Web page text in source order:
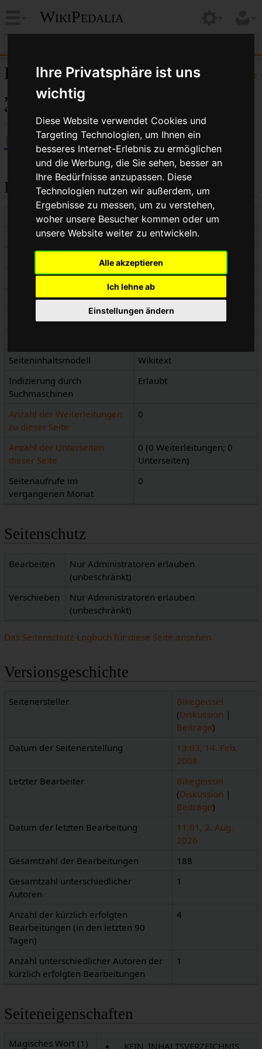
Ihre Privatsphäre ist uns
wichtig
Diese Website verwendet Cookies und
Targeting Technologien, um Ihnen ein
besseres Internet-Erlebnis zu ermöglichen
und die Werbung, die Sie sehen, besser an
Ihre Bedürfnisse anzupassen. Diese
Technologien nutzen wir außerdem, um
Ergebnisse zu messen, um zu verstehen,
woher unsere Besucher kommen oder um
unsere Website weiter zu entwickeln.
Alle akzeptieren
Ich lehne ab
Einstellungen ändern
WikiPedalia
Hilfe
Informationen zu
„WikiPedalia:Kostendeckung
“
Basisinformationen
Anzeigetitel
WikiPedalia:Kostendeckung
Standardsortierschlüssel
Kostendeckung
23.095
Namensraumkennnummer
4
Namensraum
WikiPedalia
Seitenkennnummer
1394
Seiteninhaltsmodell
Wikitext
Indizierung durch
Suchmaschinen
Erlaubt
Anzahl der Weiterleitungen
zu dieser Seite
0
Anzahl der Unterseiten
dieser Seite
0 (0 Weiterleitungen; 0
Unterseiten)
Seitenaufrufe im
vergangenen Monat
0
Seitenschutz
Bearbeiten
Nur Administratoren erlauben
(unbeschränkt)
Verschieben
Nur Administratoren erlauben
(unbeschränkt)
Das Seitenschutz-Logbuch für diese Seite ansehen.
Versionsgeschichte
Seitenersteller
Bikegeissel
(Diskussion |
Beiträge)
Datum der Seitenerstellung
13:03, 14. Feb.
2008
Letzter Bearbeiter
Bikegeissel
(Diskussion |
Beiträge)
Datum der letzten Bearbeitung
11:01, 2. Aug.
2026
Gesamtzahl der Bearbeitungen
188
Gesamtzahl unterschiedlicher
Autoren
1
Anzahl der kürzlich erfolgten
Bearbeitungen (in den letzten 90
Tagen)
4
Anzahl unterschiedlicher Autoren der
kürzlich erfolgten Bearbeitungen
1
Seiteneigenschaften
Magisches Wort (1) __KEIN_INHALTSVERZEICHNIS__